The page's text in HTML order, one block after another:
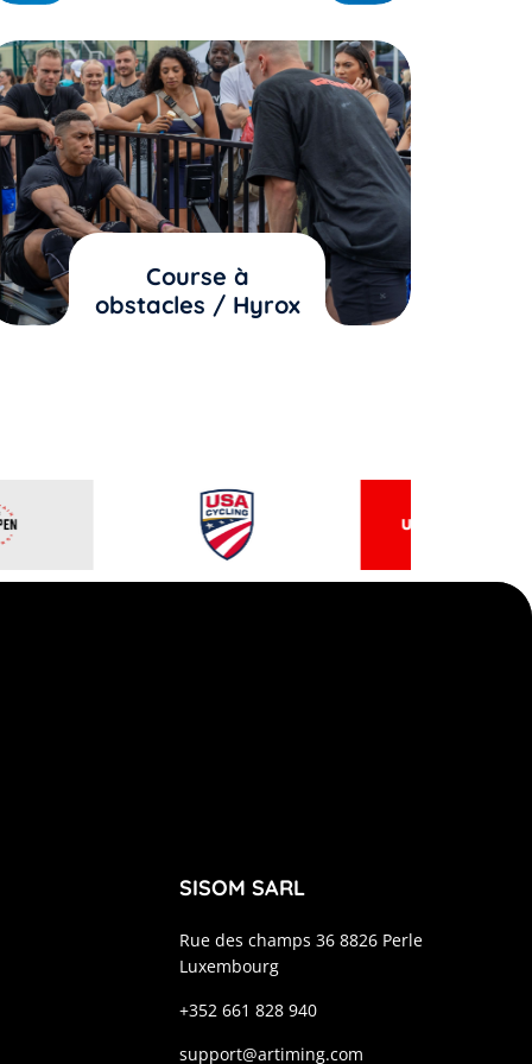
Course à
obstacles / Hyrox
SISOM SARL
Rue des champs 36 8826 Perle
Luxembourg
+352 661 828 940
support@artiming.com